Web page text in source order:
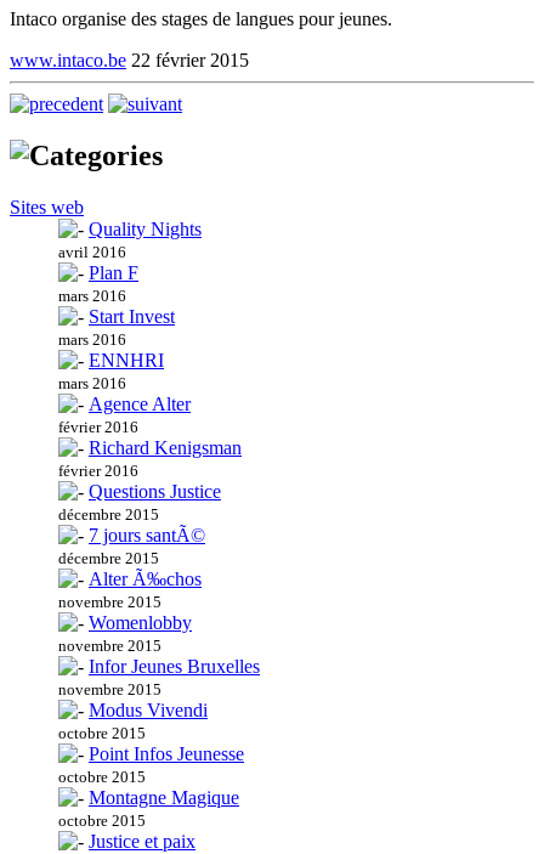
Intaco organise des stages de langues pour jeunes.
www.intaco.be 22 février 2015
Sites web
Quality Nights
avril 2016
Plan F
mars 2016
Start Invest
mars 2016
ENNHRI
mars 2016
Agence Alter
février 2016
Richard Kenigsman
février 2016
Questions Justice
décembre 2015
7 jours santÃ©
décembre 2015
Alter Ã‰chos
novembre 2015
Womenlobby
novembre 2015
Infor Jeunes Bruxelles
novembre 2015
Modus Vivendi
octobre 2015
Point Infos Jeunesse
octobre 2015
Montagne Magique
octobre 2015
Justice et paix